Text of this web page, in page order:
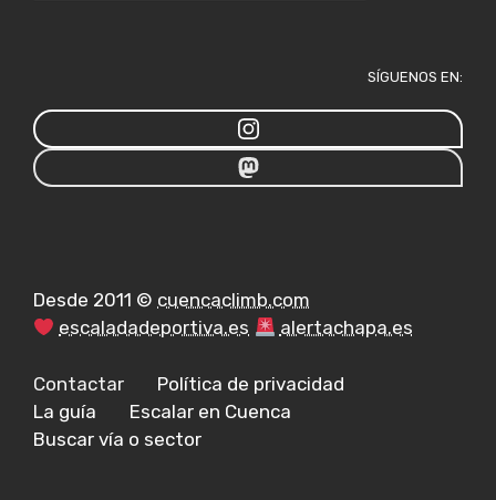
SÍGUENOS EN:
Desde 2011 © cuencaclimb.com
escaladadeportiva.es
alertachapa.es
Contactar
Política de privacidad
La guía
Escalar en Cuenca
Buscar vía o sector